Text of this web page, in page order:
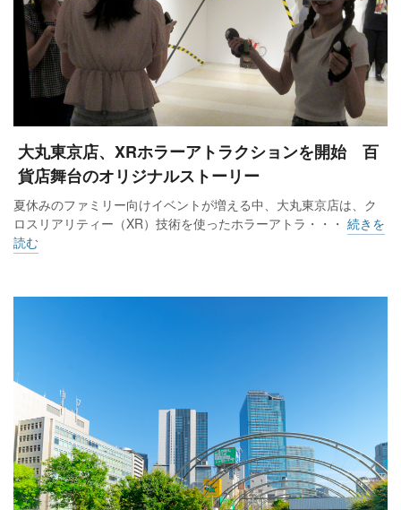
大丸東京店、XRホラーアトラクションを開始 百
貨店舞台のオリジナルストーリー
夏休みのファミリー向けイベントが増える中、大丸東京店は、ク
ロスリアリティー（XR）技術を使ったホラーアトラ・・・ 続きを
読む